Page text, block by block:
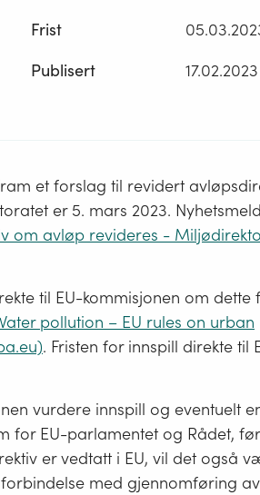
Frist
Publisert 17.02.2023
et forslag til revidert
er 5. mars 2023.
om avløp revideres -
til EU-kommisjonen om dette
pollution – EU rules on urban
. Fristen for innspill direkte til
vurdere innspill og eventuelt
for EU-parlamentet og Rådet,
er vedtatt i EU, vil det også
med gjennomføring